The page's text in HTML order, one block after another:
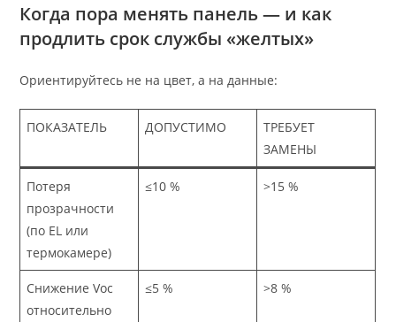
Когда пора менять панель — и как
продлить срок службы «желтых»
Ориентируйтесь не на цвет, а на данные:
ПОКАЗАТЕЛЬ ДОПУСТИМО
ТРЕБУЕТ
ЗАМЕНЫ
Потеря
прозрачности
(по EL или
термокамере)
≤10 % >15 %
Снижение Voc
относительно
≤5 % >8 %